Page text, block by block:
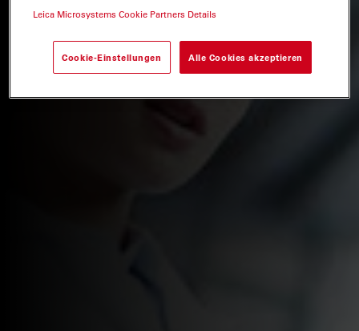
Leica Microsystems Cookie Partners Details
Cookie-Einstellungen Alle Cookies akzeptieren